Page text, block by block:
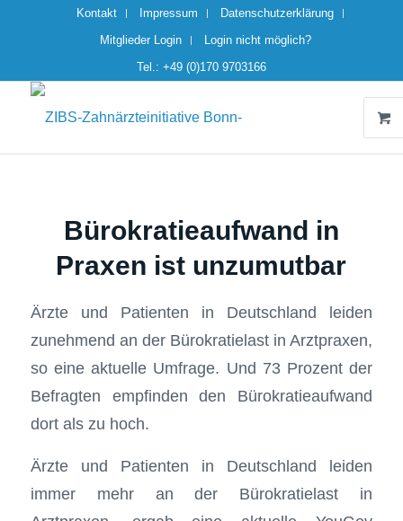
Kontakt Impressum
Datenschutzerklärung
Mitglieder Login
Login nicht möglich?
Tel.: +49 (0)170 9703166
Bürokratieaufwand in
Praxen ist unzumutbar
Ärzte und Patienten in Deutschland leiden
zunehmend an der Bürokratielast in Arztpraxen,
so eine aktuelle Umfrage. Und 73 Prozent der
Befragten empfinden den Bürokratieaufwand
dort als zu hoch.
Ärzte und Patienten in Deutschland leiden
immer mehr an der Bürokratielast in